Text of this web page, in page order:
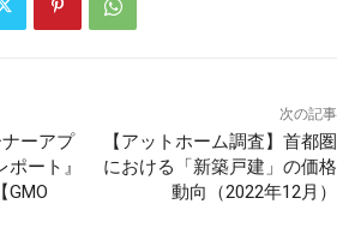
ナーアプ
ート』
GMO
次の記事
【アットホーム調査】首都圏
における「新築戸建」の価格
動向（2022年12月）